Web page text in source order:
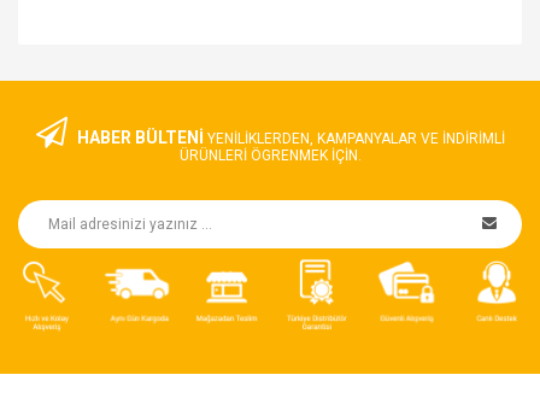
HABER BÜLTENİ YENILIKLERDEN, KAMPANYALAR VE INDIRIMLI
ÜRÜNLERI ÖGRENMEK IÇIN.